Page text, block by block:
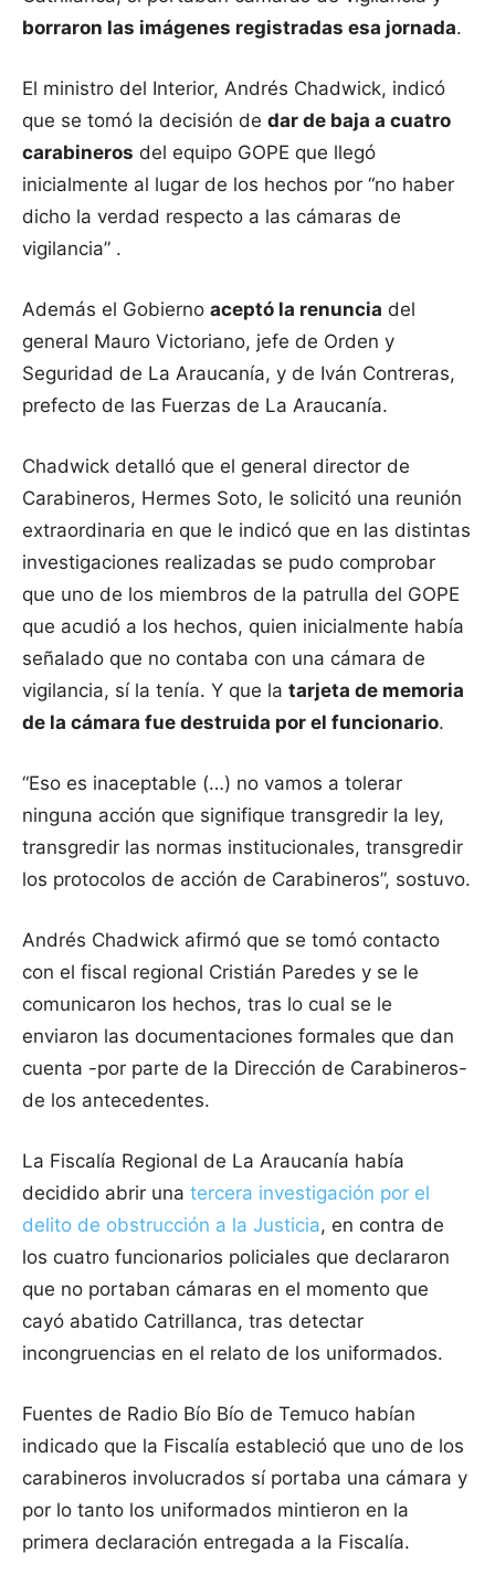
borraron las imágenes registradas esa jornada.
El ministro del Interior, Andrés Chadwick, indicó
que se tomó la decisión de dar de baja a cuatro
carabineros del equipo GOPE que llegó
inicialmente al lugar de los hechos por “no haber
dicho la verdad respecto a las cámaras de
vigilancia” .
Además el Gobierno aceptó la renuncia del
general Mauro Victoriano, jefe de Orden y
Seguridad de La Araucanía, y de Iván Contreras,
prefecto de las Fuerzas de La Araucanía.
Chadwick detalló que el general director de
Carabineros, Hermes Soto, le solicitó una reunión
extraordinaria en que le indicó que en las distintas
investigaciones realizadas se pudo comprobar
que uno de los miembros de la patrulla del GOPE
que acudió a los hechos, quien inicialmente había
señalado que no contaba con una cámara de
vigilancia, sí la tenía. Y que la tarjeta de memoria
de la cámara fue destruida por el funcionario.
“Eso es inaceptable (…) no vamos a tolerar
ninguna acción que signifique transgredir la ley,
transgredir las normas institucionales, transgredir
los protocolos de acción de Carabineros”, sostuvo.
Andrés Chadwick afirmó que se tomó contacto
con el fiscal regional Cristián Paredes y se le
comunicaron los hechos, tras lo cual se le
enviaron las documentaciones formales que dan
cuenta -por parte de la Dirección de Carabineros-
de los antecedentes.
La Fiscalía Regional de La Araucanía había
decidido abrir una tercera investigación por el
delito de obstrucción a la Justicia, en contra de
los cuatro funcionarios policiales que declararon
que no portaban cámaras en el momento que
cayó abatido Catrillanca, tras detectar
incongruencias en el relato de los uniformados.
Fuentes de Radio Bío Bío de Temuco habían
indicado que la Fiscalía estableció que uno de los
carabineros involucrados sí portaba una cámara y
por lo tanto los uniformados mintieron en la
primera declaración entregada a la Fiscalía.